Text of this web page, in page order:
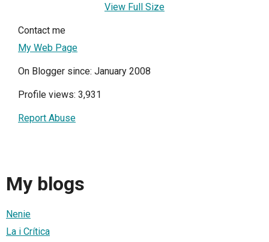
View Full Size
Contact me
My Web Page
On Blogger since: January 2008
Profile views: 3,931
Report Abuse
My blogs
Nenie
La i Crítica